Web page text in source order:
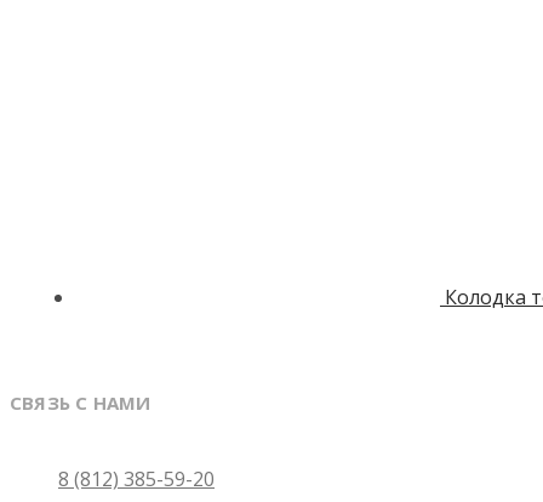
Колодка
СВЯЗЬ С НАМИ
8 (812) 385-59-20